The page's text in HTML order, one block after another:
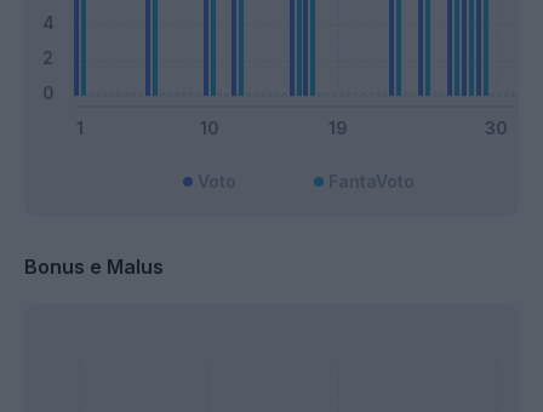
Bonus e Malus